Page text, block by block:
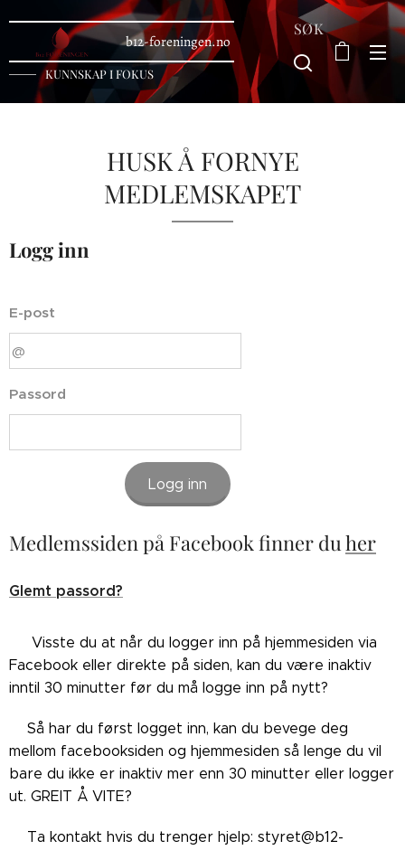
b12-foreningen.no
KUNNSKAP I FOKUS
SØK
HUSK Å FORNYE
MEDLEMSKAPET
Logg inn
E-post
Passord
Logg inn
Medlemssiden på Facebook finner duher
Glemt passord?
👉🏼Visste du at når du logger inn på hjemmesiden via
Facebook eller direkte på siden, kan du være inaktiv
inntil 30 minutter før du må logge inn på nytt?
👉🏼Så har du først logget inn, kan du bevege deg
mellom facebooksiden og hjemmesiden så lenge du vil
bare du ikke er inaktiv mer enn 30 minutter eller logger
ut. GREIT Å VITE?
👉🏼Ta kontakt hvis du trenger hjelp: styret@b12-